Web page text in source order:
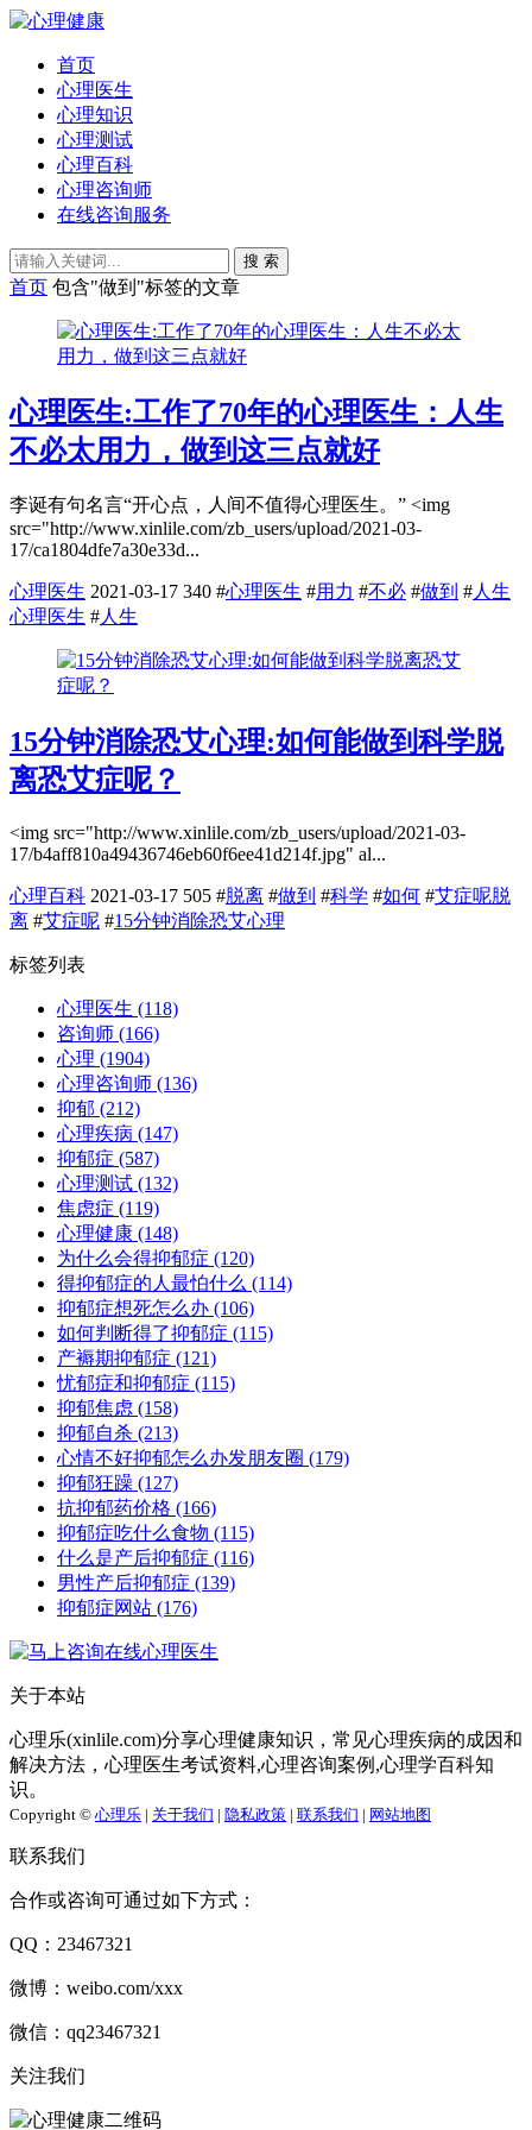
首页
心理医生
心理知识
心理测试
心理百科
心理咨询师
在线咨询服务
搜 索
首页 包含"做到"标签的文章
心理医生:工作了70年的心理医生：人生
不必太用力，做到这三点就好
李诞有句名言“开心点，人间不值得心理医生。” ˂img
src="http://www.xinlile.com/zb_users/upload/2021-03-
17/ca1804dfe7a30e33d...
心理医生 2021-03-17 340 #心理医生 #用力 #不必 #做到 #人生
心理医生 #人生
15分钟消除恐艾心理:如何能做到科学脱
离恐艾症呢？
˂img src="http://www.xinlile.com/zb_users/upload/2021-03-
17/b4aff810a49436746eb60f6ee41d214f.jpg" al...
心理百科 2021-03-17 505 #脱离 #做到 #科学 #如何 #艾症呢脱
离 #艾症呢 #15分钟消除恐艾心理
标签列表
心理医生 (118)
咨询师 (166)
心理 (1904)
心理咨询师 (136)
抑郁 (212)
心理疾病 (147)
抑郁症 (587)
心理测试 (132)
焦虑症 (119)
心理健康 (148)
为什么会得抑郁症 (120)
得抑郁症的人最怕什么 (114)
抑郁症想死怎么办 (106)
如何判断得了抑郁症 (115)
产褥期抑郁症 (121)
忧郁症和抑郁症 (115)
抑郁焦虑 (158)
抑郁自杀 (213)
心情不好抑郁怎么办发朋友圈 (179)
抑郁狂躁 (127)
抗抑郁药价格 (166)
抑郁症吃什么食物 (115)
什么是产后抑郁症 (116)
男性产后抑郁症 (139)
抑郁症网站 (176)
关于本站
心理乐(xinlile.com)分享心理健康知识，常见心理疾病的成因和
解决方法，心理医生考试资料,心理咨询案例,心理学百科知
识。
Copyright © 心理乐 | 关于我们 | 隐私政策 | 联系我们 | 网站地图
联系我们
合作或咨询可通过如下方式：
QQ：23467321
微博：weibo.com/xxx
微信：qq23467321
关注我们